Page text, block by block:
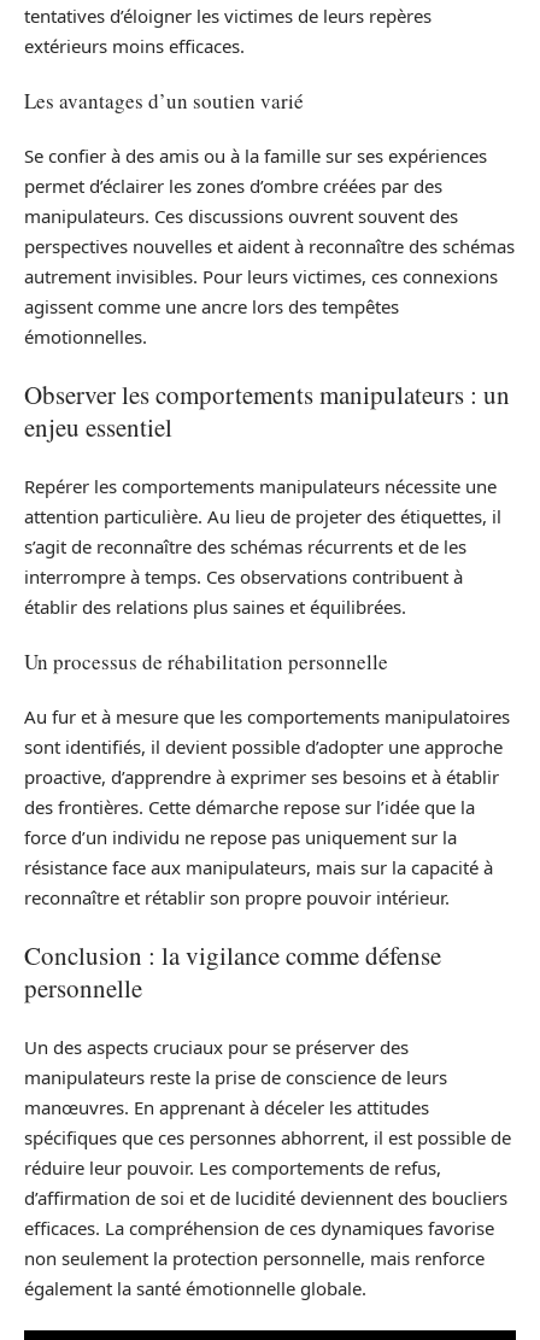
tentatives d’éloigner les victimes de leurs repères
extérieurs moins efficaces.
Les avantages d’un soutien varié
Se confier à des amis ou à la famille sur ses expériences
permet d’éclairer les zones d’ombre créées par des
manipulateurs. Ces discussions ouvrent souvent des
perspectives nouvelles et aident à reconnaître des schémas
autrement invisibles. Pour leurs victimes, ces connexions
agissent comme une ancre lors des tempêtes
émotionnelles.
Observer les comportements manipulateurs : un
enjeu essentiel
Repérer les comportements manipulateurs nécessite une
attention particulière. Au lieu de projeter des étiquettes, il
s’agit de reconnaître des schémas récurrents et de les
interrompre à temps. Ces observations contribuent à
établir des relations plus saines et équilibrées.
Un processus de réhabilitation personnelle
Au fur et à mesure que les comportements manipulatoires
sont identifiés, il devient possible d’adopter une approche
proactive, d’apprendre à exprimer ses besoins et à établir
des frontières. Cette démarche repose sur l’idée que la
force d’un individu ne repose pas uniquement sur la
résistance face aux manipulateurs, mais sur la capacité à
reconnaître et rétablir son propre pouvoir intérieur.
Conclusion : la vigilance comme défense
personnelle
Un des aspects cruciaux pour se préserver des
manipulateurs reste la prise de conscience de leurs
manœuvres. En apprenant à déceler les attitudes
spécifiques que ces personnes abhorrent, il est possible de
réduire leur pouvoir. Les comportements de refus,
d’affirmation de soi et de lucidité deviennent des boucliers
efficaces. La compréhension de ces dynamiques favorise
non seulement la protection personnelle, mais renforce
également la santé émotionnelle globale.